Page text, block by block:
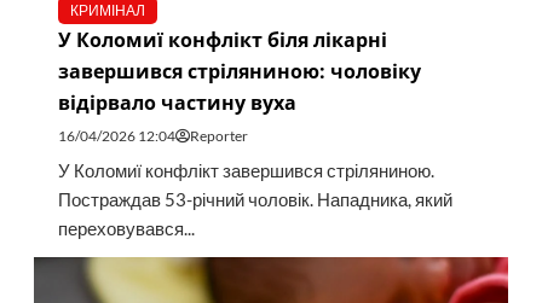
КРИМІНАЛ
У Коломиї конфлікт біля лікарні
завершився стріляниною: чоловіку
відірвало частину вуха
16/04/2026 12:04 Reporter
У Коломиї конфлікт завершився стріляниною.
Постраждав 53-річний чоловік. Нападника, який
переховувався...